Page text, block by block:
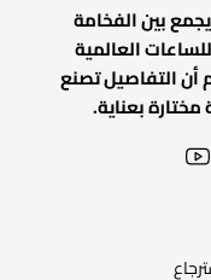
بين الفخامة
العالمية
التفاصيل تصنع
بعناية.